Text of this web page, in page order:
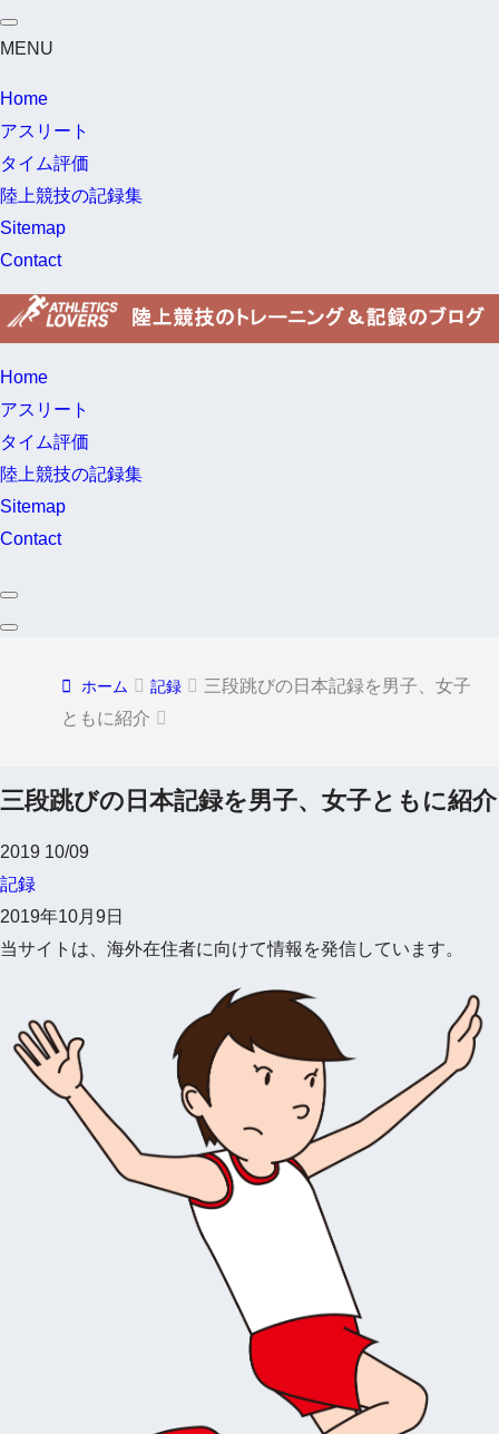
MENU
Home
アスリート
タイム評価
陸上競技の記録集
Sitemap
Contact
Home
アスリート
タイム評価
陸上競技の記録集
Sitemap
Contact
ホーム 記録
三段跳びの日本記録を男子、女子
ともに紹介
三段跳びの日本記録を男子、女子ともに紹介
2019 10/09
記録
2019年10月9日
当サイトは、海外在住者に向けて情報を発信しています。